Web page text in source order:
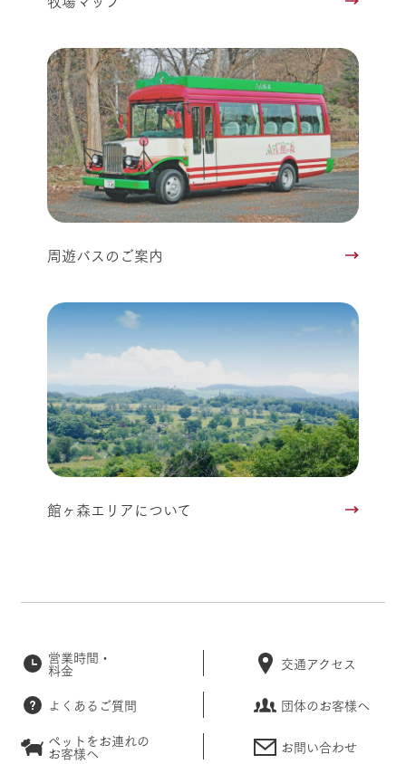
周遊バスのご案内
館ヶ森エリアについて
営業時間・
料金 交通アクセス
よくあるご質問
団体のお客様へ
ペットをお連れの
お客様へ お問い合わせ